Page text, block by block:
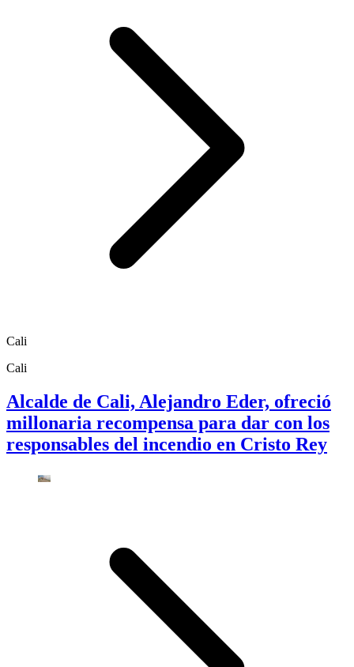
Cali
Cali
Alcalde de Cali, Alejandro Eder, ofreció
millonaria recompensa para dar con los
responsables del incendio en Cristo Rey